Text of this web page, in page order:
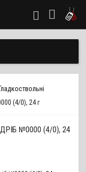
Гладкоствольні
(4/0), 24 г
№0000 (4/0), 24